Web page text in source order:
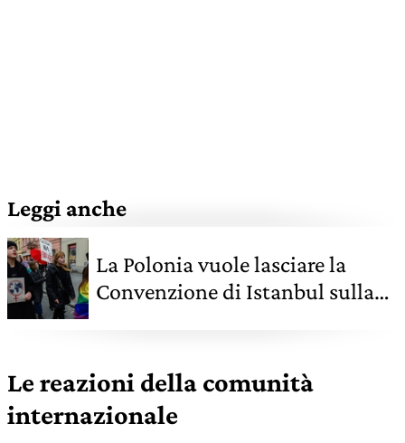
Leggi anche
La Polonia vuole lasciare la
Convenzione di Istanbul sulla
Le reazioni della comunità
internazionale